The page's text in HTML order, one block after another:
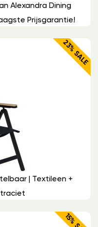
Alexandra Dining
Prijsgarantie!
23% SALE
| Textileen +